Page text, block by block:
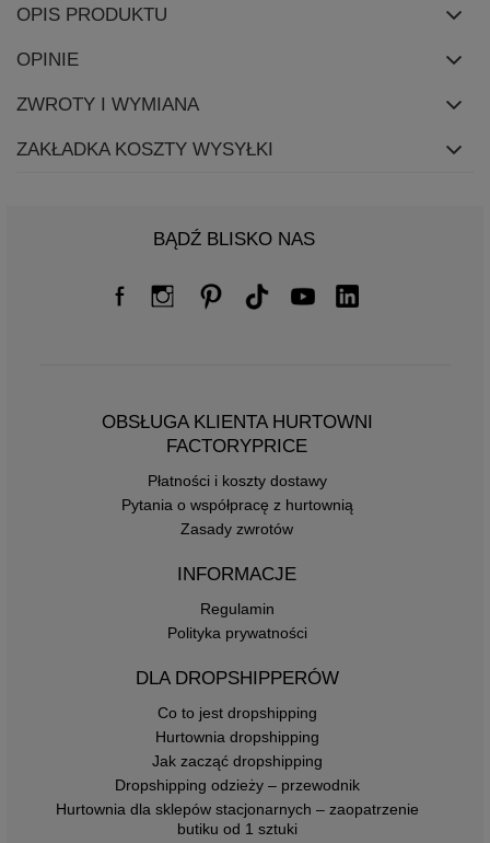
OPIS PRODUKTU
OPINIE
ZWROTY I WYMIANA
ZAKŁADKA KOSZTY WYSYŁKI
BĄDŹ BLISKO NAS
OBSŁUGA KLIENTA HURTOWNI
FACTORYPRICE
Płatności i koszty dostawy
Pytania o współpracę z hurtownią
Zasady zwrotów
INFORMACJE
Regulamin
Polityka prywatności
DLA DROPSHIPPERÓW
Co to jest dropshipping
Hurtownia dropshipping
Jak zacząć dropshipping
Dropshipping odzieży – przewodnik
Hurtownia dla sklepów stacjonarnych – zaopatrzenie
butiku od 1 sztuki